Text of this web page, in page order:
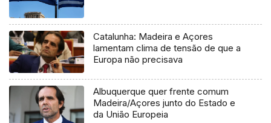
Catalunha: Madeira e Açores
lamentam clima de tensão de que a
Europa não precisava
Albuquerque quer frente comum
Madeira/Açores junto do Estado e
da União Europeia